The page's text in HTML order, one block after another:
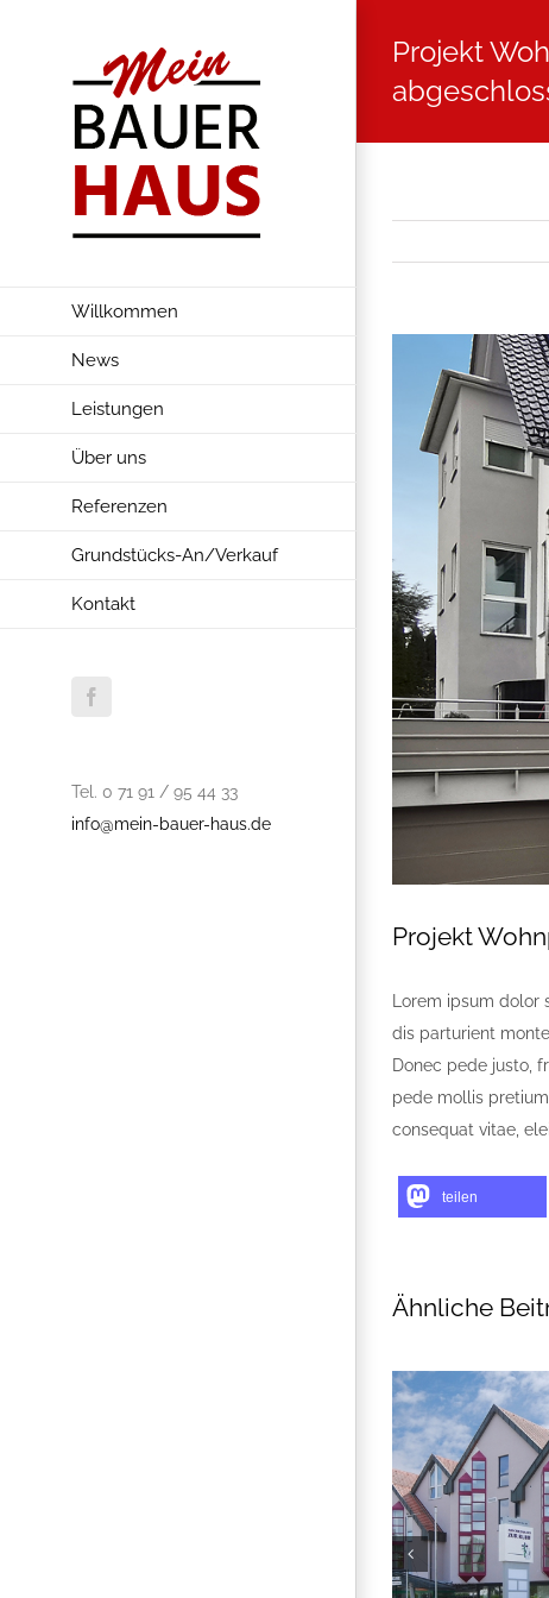
Willkommen
News
Leistungen
Über uns
Referenzen
Grundstücks-An/Verkauf
Kontakt
Facebook
Tel. 0 71 91 / 95 44 33
info@mein-bauer-haus.de
Projekt
grösseres
Projekt
Lorem ipsum dolor
dis parturient
Donec pede justo,
pede mollis
consequat vitae,
teilen
Ähnliche